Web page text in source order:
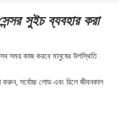
সুইচ ব্যবহার করা
সব সময় কাজ করবে মানুষের উপস্থিতি
করুন, সর্বোচ্চ লোড এবং রিলে জীবনকাল